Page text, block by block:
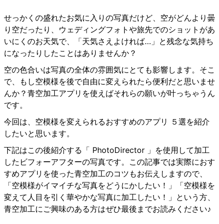
せっかくの盛れたお気に入りの写真だけど、空がどんより曇
り空だったり、ウェディングフォトや旅先でのショットがあ
いにくのお天気で、「天気さえよければ…」と残念な気持ち
になったりしたことはありませんか？
空の色合いは写真の全体の雰囲気にとても影響します。そこ
で、もし空模様を後で自由に変えられたら便利だと思いませ
んか？青空加工アプリを使えばそれらの願いが叶っちゃうん
です。
今回は、空模様を変えられるおすすめのアプリ ５選を紹介
したいと思います。
下記はこの後紹介する「 PhotoDirector 」を使用して加工
したビフォーアフターの写真です。この記事では実際におす
すめアプリを使った青空加工のコツもお伝えしますので、
「空模様がイマイチな写真をどうにかしたい！」「空模様を
変えて人目を引く華やかな写真に加工したい！」という方、
青空加工にご興味のある方はぜひ最後までお読みください♪